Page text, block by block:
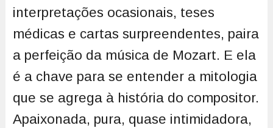
interpretações ocasionais, teses
médicas e cartas surpreendentes, paira
a perfeição da música de Mozart. E ela
é a chave para se entender a mitologia
que se agrega à história do compositor.
Apaixonada, pura, quase intimidadora,